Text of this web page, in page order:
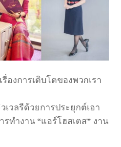
องการเติบโตของพวกเรา
เวลรีด้วยการประยุกต์เอา
ทำงาน “แอร์โฮสเตส” งาน